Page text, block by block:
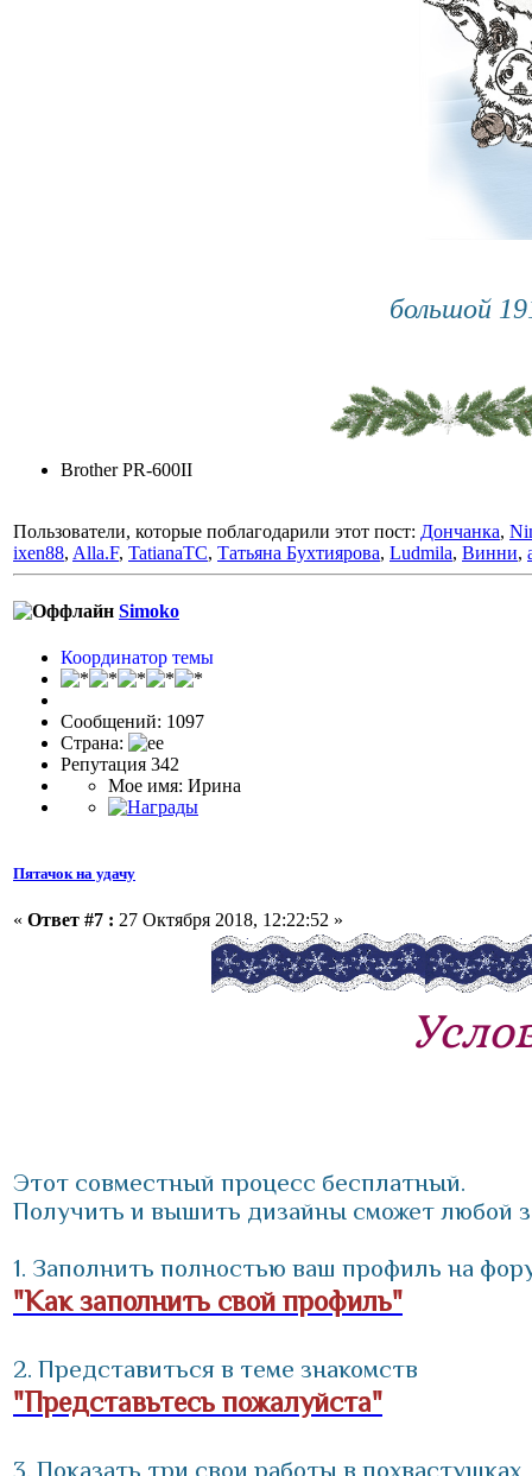
большой
Brother PR-600II
Пользователи, которые поблагодарили этот пост: Дончанка,
ixen88, Alla.F, TatianaTC, Татьяна Бухтиярова, Ludmila, Винни,
Simoko
Координатор темы
Сообщений: 1097
Страна:
Репутация 342
Мое имя: Ирина
Пятачок на удачу
« Ответ #7 : 27 Октября 2018, 12:22:52 »
Этот совместный процесс бесплатный.
Получить и вышить дизайны сможет любой
1. Заполнить полностью ваш профиль на
"Как заполнить свой профиль"
2. Представиться в теме знакомств
"Представьтесь пожалуйста"
3. Показать три свои работы в похвастушках